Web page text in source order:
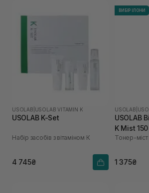
USOLAB USOLAB VITAMIN K
USOLAB K-Set
Набір засобів з вітаміном К
4 745₴
ВИБІР ІЛОНИ
USOLAB
USOLAB
K Mist
Тонер-міст
1 375₴